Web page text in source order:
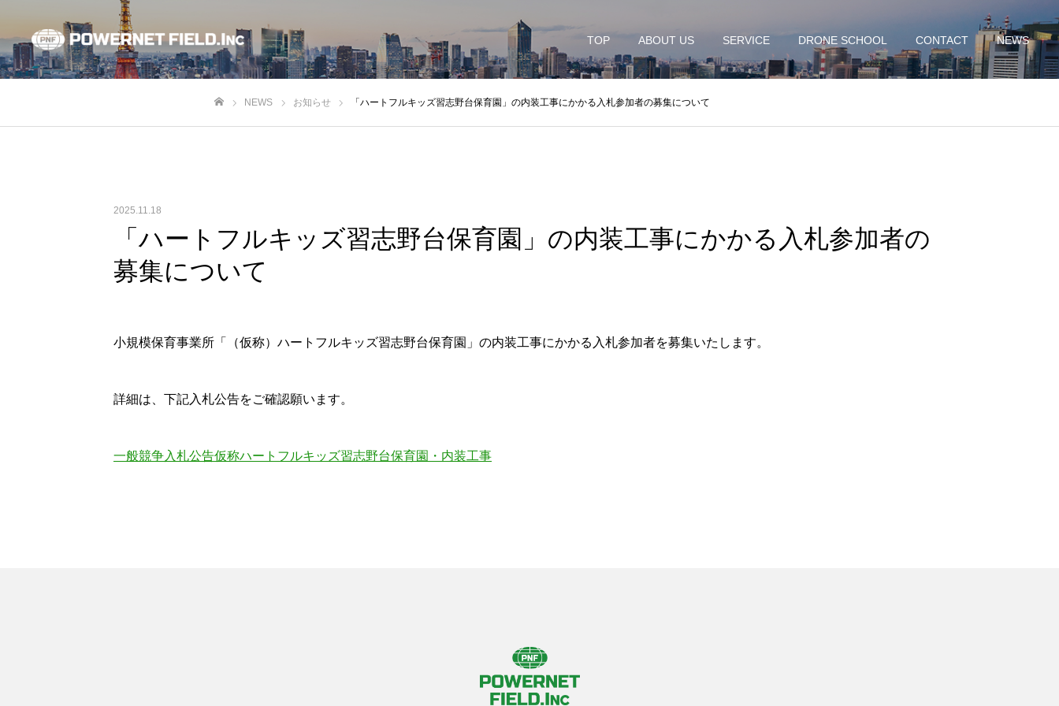
TOP ABOUT US SERVICE DRONE SCHOOL CONTACT NEWS
NEWS お知らせ 「ハートフルキッズ習志野台保育園」の内装工事にかかる入札参加者の募集について
2025.11.18
「ハートフルキッズ習志野台保育園」の内装工事にかかる入札参加者の
募集について
小規模保育事業所「（仮称）ハートフルキッズ習志野台保育園」の内装工事にかかる入札参加者を募集いたします。
詳細は、下記入札公告をご確認願います。
一般競争入札公告仮称ハートフルキッズ習志野台保育園・内装工事